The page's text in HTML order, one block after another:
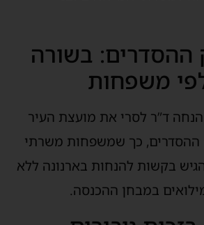
ההסדרים: בשורה
משפחות
ד”ר לסרי את מועצת העיר
ההסדרים, כך שמשפחות משרתי
בקשות להנחות בארנונה ללא
במבחן ההכנסה.